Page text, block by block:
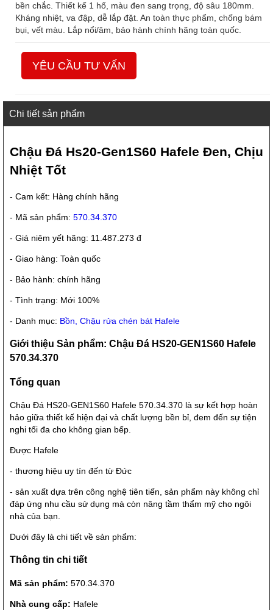
bền chắc. Thiết kế 1 hố, màu đen sang trọng, độ sâu 180mm.
Kháng nhiệt, va đập, dễ lắp đặt. An toàn thực phẩm, chống bám
bụi, vết màu. Lắp nổi/âm, bảo hành chính hãng toàn quốc.
YÊU CẦU TƯ VẤN
Chi tiết sản phẩm
Chậu Đá Hs20-Gen1S60 Hafele Đen, Chịu
Nhiệt Tốt
- Cam kết: Hàng chính hãng
- Mã sản phẩm: 570.34.370
- Giá niêm yết hãng: 11.487.273 đ
- Giao hàng: Toàn quốc
- Bảo hành: chính hãng
- Tình trạng: Mới 100%
- Danh mục: Bồn, Chậu rửa chén bát Hafele
Giới thiệu Sản phẩm: Chậu Đá HS20-GEN1S60 Hafele
570.34.370
Tổng quan
Chậu Đá HS20-GEN1S60 Hafele 570.34.370 là sự kết hợp hoàn
hảo giữa thiết kế hiện đại và chất lượng bền bỉ, đem đến sự tiện
nghi tối đa cho không gian bếp.
Được Hafele
- thương hiệu uy tín đến từ Đức
- sản xuất dựa trên công nghệ tiên tiến, sản phẩm này không chỉ
đáp ứng nhu cầu sử dụng mà còn nâng tầm thẩm mỹ cho ngôi
nhà của bạn.
Dưới đây là chi tiết về sản phẩm:
Thông tin chi tiết
Mã sản phẩm: 570.34.370
Nhà cung cấp: Hafele